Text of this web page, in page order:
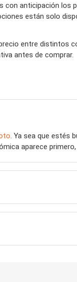
anticipación los
están solo
entre
antes de comprar.
. Ya sea que estés
aparece